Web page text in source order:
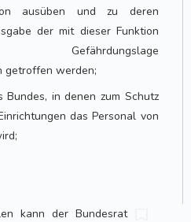
ausüben und zu deren
der mit dieser Funktion
Gefährdungslage
getroffen werden;
Bundes, in denen zum Schutz
das Personal von
kann der Bundesrat